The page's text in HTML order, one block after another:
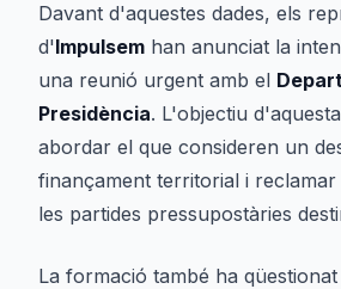
Davant d'aquestes dades, els
d'Impulsem han anunciat la
una reunió urgent amb el
Presidència. L'objectiu
abordar el que consideren un
finançament territorial i
les partides pressupostàries
La formació també ha